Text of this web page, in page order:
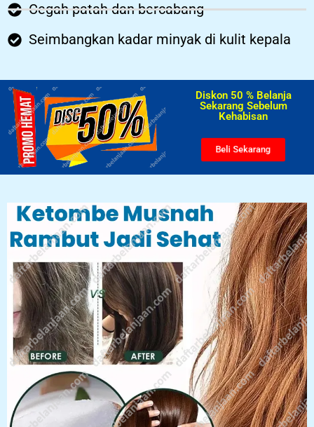
Cegah patah dan bercabang
Seimbangkan kadar minyak di kulit kepala
Diskon 50 % Belanja
Sekarang Sebelum
Kehabisan​
Beli Sekarang